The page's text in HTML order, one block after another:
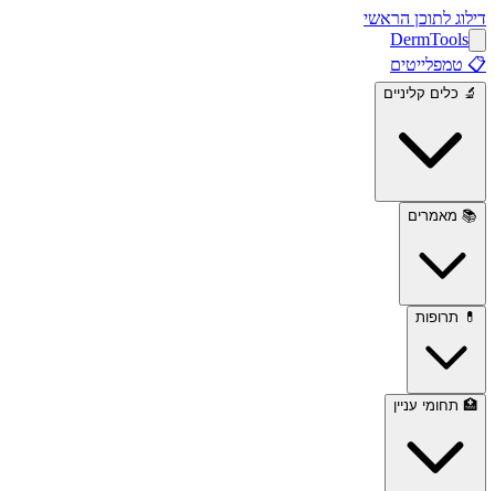
דילוג לתוכן הראשי
DermTools
📋 טמפלייטים
🔬 כלים קליניים
📚 מאמרים
💊 תרופות
🏥 תחומי עניין